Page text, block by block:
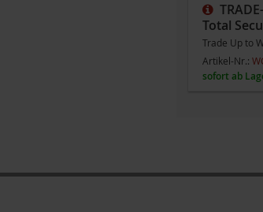
Total
Trade Up to
Artikel-Nr.:
sofort ab